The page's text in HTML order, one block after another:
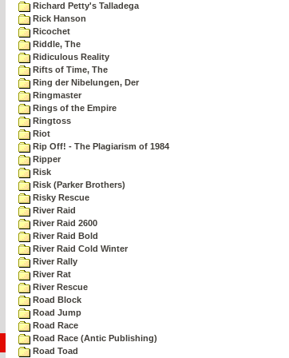
Richard Petty's Talladega
Rick Hanson
Ricochet
Riddle, The
Ridiculous Reality
Rifts of Time, The
Ring der Nibelungen, Der
Ringmaster
Rings of the Empire
Ringtoss
Riot
Rip Off! - The Plagiarism of 1984
Ripper
Risk
Risk (Parker Brothers)
Risky Rescue
River Raid
River Raid 2600
River Raid Bold
River Raid Cold Winter
River Rally
River Rat
River Rescue
Road Block
Road Jump
Road Race
Road Race (Antic Publishing)
Road Toad